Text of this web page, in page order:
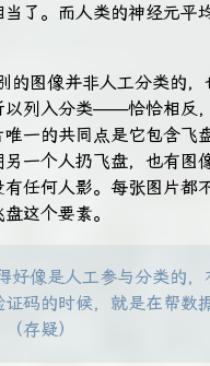
了。而人类的神经元平
的图像并非人工分类的，
以列入分类——恰恰相反
一的共同点是它包含飞
一个人扔飞盘，也有图
有任何人影。每张图片
这个要素。
好像是人工参与分类的，
码的时候，就是在帮数
存疑）